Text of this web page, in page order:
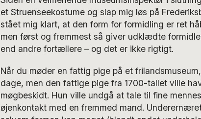
et Struenseekostume og slap mig løs på
stået mig klart, at den form for formidling er ret
men først og fremmest så giver udklædte
end andre fortællere – og det er ikke rigtigt.
Når du møder en fattig pige på et
dage, men den fattige pige fra 1700-tallet ville
møgbeskidt. Hun ville undgå at tale til fine
øjenkontakt med en fremmed mand.